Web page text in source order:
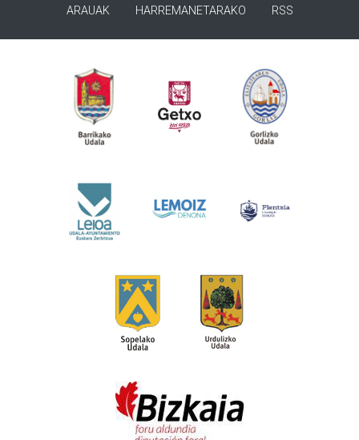
ARAUAK HARREMANETARAKO RSS